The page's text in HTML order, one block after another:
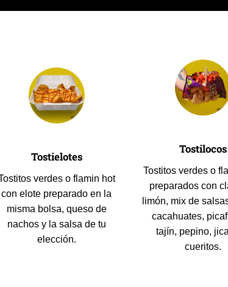
Tostielotes
verdes o flamin hot
con elote preparado en la
misma bolsa, queso de
nachos y la salsa de tu
elección.
Tostilocos
Tostitos verdes o
preparados con
limón, mix de
cacahuates,
tajín, pepino,
cueritos.